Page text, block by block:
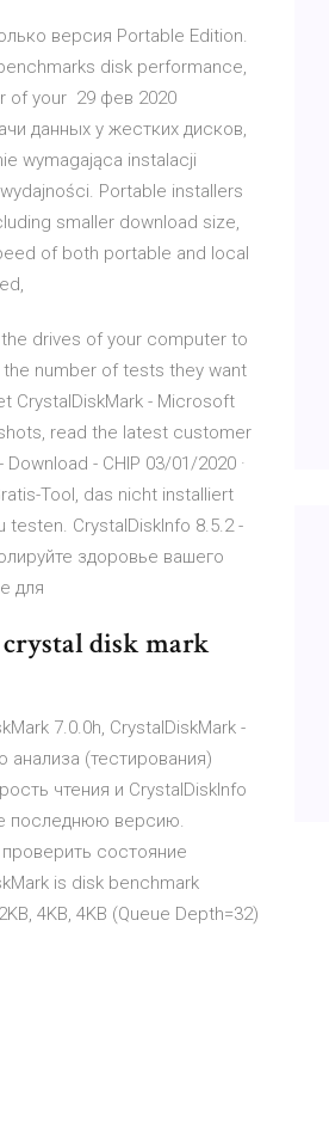
версия Portable Edition.
disk performance,
of your 29 фев 2020
данных у жестких дисков,
wymagająca instalacji
Portable installers
smaller download size,
of both portable and local
drives of your computer to
number of tests they want
CrystalDiskMark - Microsoft
read the latest customer
- CHIP 03/01/2020 ·
Tool, das nicht installiert
CrystalDiskInfo 8.5.2 -
здоровье вашего
для
disk mark
7.0.0h, CrystalDiskMark -
анализа (тестирования)
чтения и CrystalDiskInfo
последнюю версию.
состояние
is disk benchmark
4KB, 4KB (Queue Depth=32)